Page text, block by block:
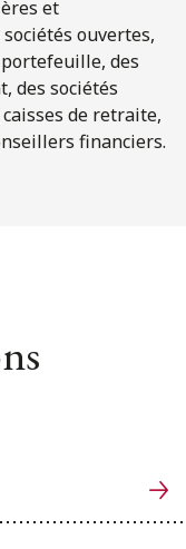
et
ouvertes,
des
des sociétés
de retraite,
financiers.